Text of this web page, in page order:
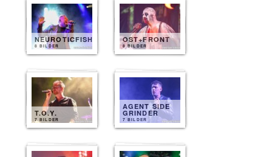
NEUROTICFISH
8 BILDER
OST+FRONT
8 BILDER
T.O.Y.
7 BILDER
AGENT SIDE
GRINDER
7 BILDER